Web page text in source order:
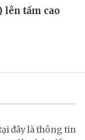
lên tầm cao
đây là thông tin